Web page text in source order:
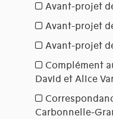
Avant-projet
Avant-projet
Avant-projet
Complément
David et Alice
Carbonnelle-